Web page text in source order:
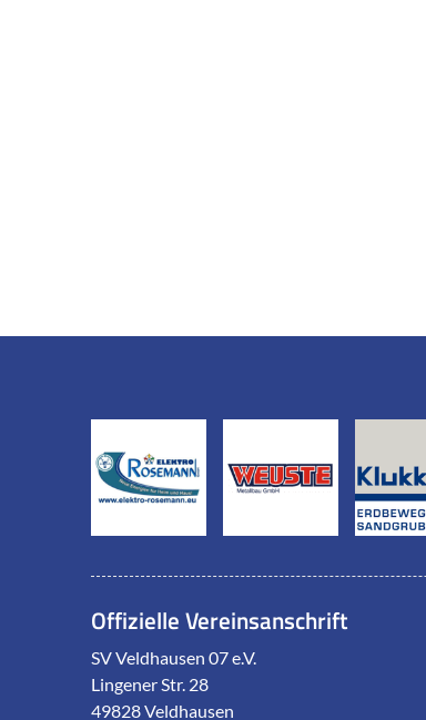
Offizielle Vereinsanschrift
SV Veldhausen 07 e.V.
Lingener Str. 28
49828 Veldhausen